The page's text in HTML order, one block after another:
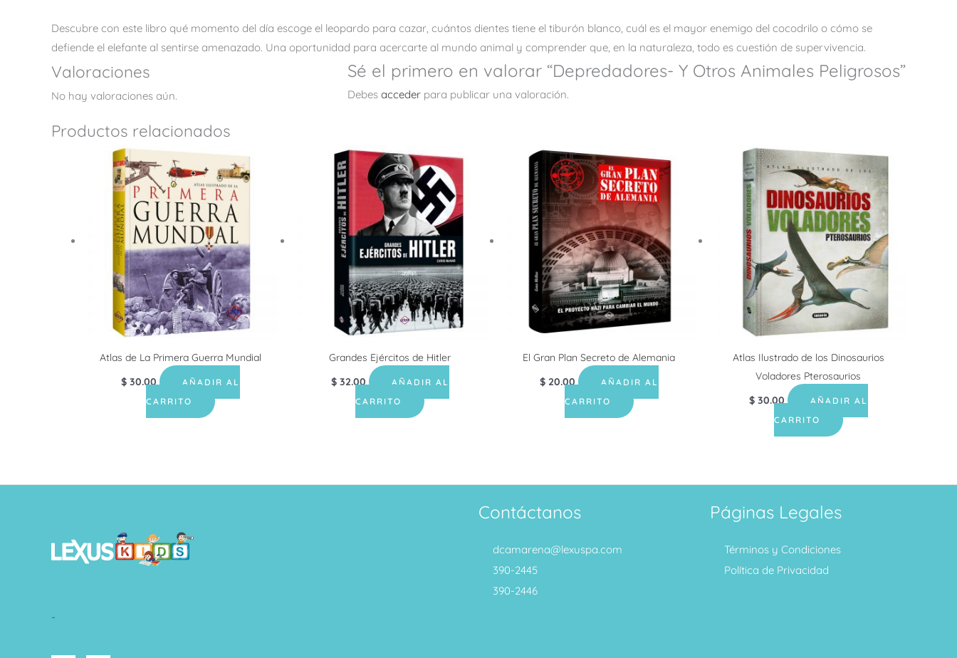
Descubre con este libro qué momento del día escoge el leopardo para cazar, cuántos dientes tiene el tiburón blanco, cuál es el mayor enemigo del cocodrilo o cómo se
defiende el elefante al sentirse amenazado. Una oportunidad para acercarte al mundo animal y comprender que, en la naturaleza, todo es cuestión de supervivencia.
Valoraciones
No hay valoraciones aún.
Sé el primero en valorar “Depredadores- Y Otros Animales Peligrosos”
Debes acceder para publicar una valoración.
Productos relacionados
Atlas de La Primera Guerra Mundial
$ 30.00
AÑADIR AL
CARRITO
Grandes Ejércitos de Hitler
$32.00
AÑADIR AL
CARRITO
El Gran Plan Secreto de Alemania
$20.00
AÑADIR AL
CARRITO
Atlas Ilustrado de los Dinosaurios
Voladores Pterosaurios
$30.00
AÑADIR AL
CARRITO
-
Contáctanos
dcamarena@lexuspa.com
390-2445
390-2446
Páginas Legales
Términos y Condiciones
Política de Privacidad